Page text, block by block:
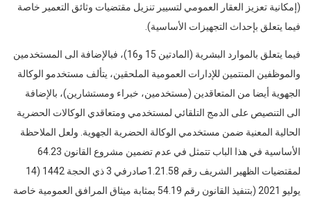
(إمكانية تعزيز العقار العمومي لتسيير تنزيل مقتضيات وثائق التعمير خاصة
فيما يتعلق بإحداث التجهيزات الأساسية).
فيما يتعلق بالموارد البشرية (المادتين 15 و16)، فبالإضافة الى المستخدمين
والموظفين المنتمين للإدارات العمومية الملحقين، يتألف مستخدمو الوكالة
الجهوية أيضا من المتعاقدين (مستخدمين، خبراء ومستشارين)، بالإضافة
الى التنصيص على الدمج التلقائي لمستخدمي ومتعاقدي الوكالات الحضرية
الحالية المعنية ضمن مستخدمي الوكالة الحضرية الجهوية. ولعل الملاحظة
الأساسية في هذا الباب تتمثل في عدم تضمين مشروع القانون 64.23
لمقتضيات الظهير الشريف رقم 1.21.58صادرفي 3 ذي الحجة 1442 (14
يوليو 2021 (بتنفيذ القانون رقم 54.19 بمثابة ميثاق المرافق العمومية خاصة